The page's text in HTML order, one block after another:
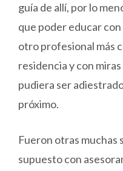
guía de allí, por lo
que poder educar
otro profesional más
residencia y con
pudiera ser
próximo.
Fueron otras muchas
supuesto con